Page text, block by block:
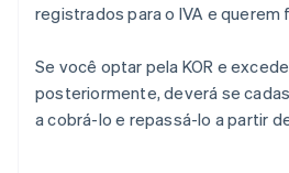
registrados para o IVA e querem
Se você optar pela KOR e
posteriormente, deverá se
a cobrá-lo e repassá-lo a partir